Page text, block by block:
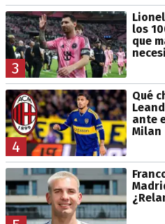
3
los
que
4
Qué
ante
Milan